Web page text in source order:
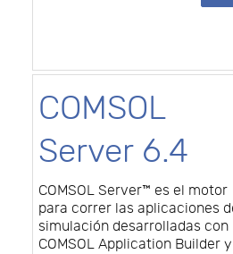
COMSOL
Server 6.4
COMSOL Server™ es el motor
para correr las aplicaciones
simulación desarrolladas con
COMSOL Application Builder